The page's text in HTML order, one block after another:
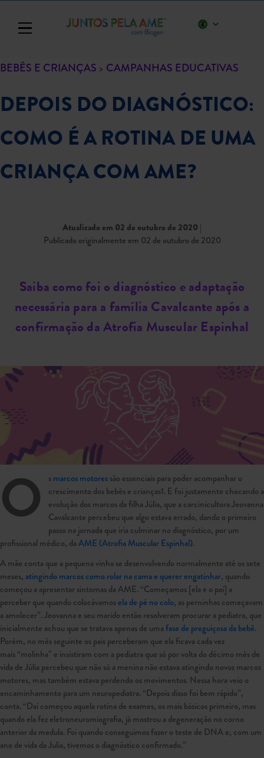
Toggle navigation
BEBÊS E CRIANÇAS CAMPANHAS EDUCATIVAS
DEPOIS DO DIAGNÓSTICO:
COMO É A ROTINA DE UMA
CRIANÇA COM AME?
Atualizado em 02 de outubro de 2020 |
Publicado originalmente em 02 de outubro de 2020
Saiba como foi o diagnóstico e adaptação
necessária para a família Cavalcante após a
confirmação da Atrofia Muscular Espinhal
O smarcos motoressão essenciais para poder acompanhar o
crescimento dos bebês e crianças1. E foi justamente checando a
evolução dos marcos da filha Júlia, que a carcinicultora Jeovanna
Cavalcante percebeu que algo estava errado, dando o primeiro
passo na jornada que iria culminar no diagnóstico, por um
profissional médico, daAME (Atrofia Muscular Espinhal).
A mãe conta que a pequena vinha se desenvolvendo normalmente até os sete
meses,atingindo marcos como rolar na cama e querer engatinhar, quando
começou a apresentar sintomas da AME. “Começamos [ela e o pai] a
perceber que quando colocávamosela de pé no colo, as perninhas começavam
a amolecer”. Jeovanna e seu marido então resolveram procurar a pediatra, que
inicialmente achou que se tratava apenas de umafase de preguiçosa da bebê.
Porém, no mês seguinte os pais perceberam que ela ficava cada vez
mais “molinha” e insistiram com a pediatra que só por volta do décimo mês de
vida de Júlia percebeu que não só a menina não estava atingindo novos marcos
motores, mas também estava perdendo os movimentos. Nessa hora veio o
encaminhamento para um neuropediatra. “Depois disso foi bem rápido”,
conta. “Daí começou aquela rotina de exames, os mais básicos primeiro, mas
quando ela fez eletroneuromiografia, já mostrou a degeneração no corno
anterior da medula. Foi quando conseguimos fazer o teste de DNA e, com um
ano de vida da Julia, tivemos o diagnóstico confirmado.”